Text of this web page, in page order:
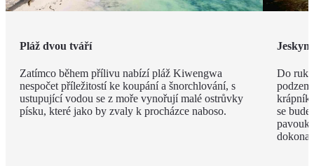
Pláž dvou tváří
Zatímco během přílivu nabízí pláž Kiwengwa
nespočet příležitostí ke koupání a šnorchlování, s
ustupující vodou se z moře vynořují malé ostrůvky
písku, které jako by zvaly k procházce naboso.
Do
se